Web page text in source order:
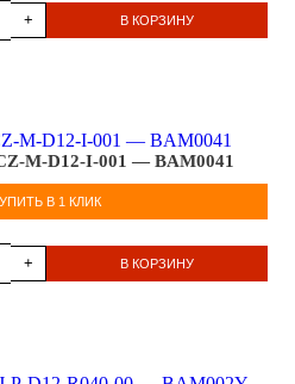
+ В КОРЗИНУ
M-D12-I-001 — BAM0041
В 1 КЛИК
+ В КОРЗИНУ